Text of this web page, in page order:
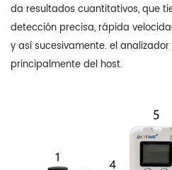
da resultados cuantitativos, que
detección precisa, rápida
y así sucesivamente. el
principalmente del host.